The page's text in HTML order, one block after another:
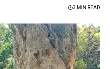
3 MIN READ